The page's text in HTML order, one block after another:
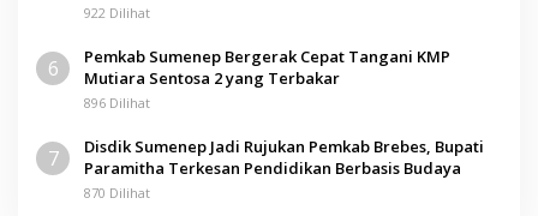
922 Dilihat
6
Pemkab Sumenep Bergerak Cepat Tangani KMP
Mutiara Sentosa 2 yang Terbakar
896 Dilihat
7
Disdik Sumenep Jadi Rujukan Pemkab Brebes, Bupati
Paramitha Terkesan Pendidikan Berbasis Budaya
870 Dilihat